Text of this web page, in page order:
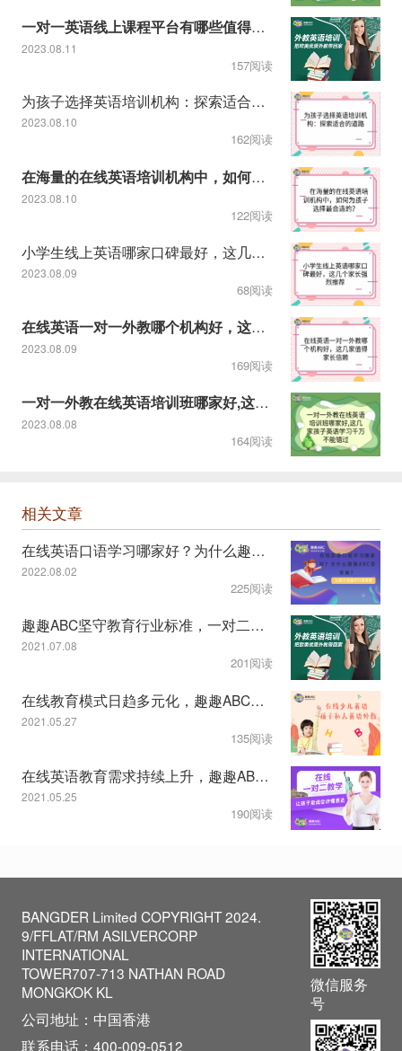
一对一英语线上课程平台有哪些值得推荐
2023.08.11
157阅读
为孩子选择英语培训机构：探索适合的道路
2023.08.10
162阅读
在海量的在线英语培训机构中，如何为孩子选择最合适的？
2023.08.10
122阅读
小学生线上英语哪家口碑最好，这几个家长强烈推荐
2023.08.09
68阅读
在线英语一对一外教哪个机构好，这几家值得家长信赖
2023.08.09
169阅读
一对一外教在线英语培训班哪家好,这几家孩子英语学习千万不能错
2023.08.08
164阅读
相关文章
在线英语口语学习哪家好？为什么趣趣ABC受青睐？
2022.08.02
225阅读
趣趣ABC坚守教育行业标准，一对二课程模式受认可
2021.07.08
201阅读
在线教育模式日趋多元化，趣趣ABC教学服务显特色
2021.05.27
135阅读
在线英语教育需求持续上升，趣趣ABC一对二模式获认可
2021.05.25
190阅读
BANGDER Limited COPYRIGHT 2024.
9/FFLAT/RM ASILVERCORP
INTERNATIONAL
TOWER707-713 NATHAN ROAD
MONGKOK KL
公司地址：中国香港
联系电话：400-009-0512
微信服务
号